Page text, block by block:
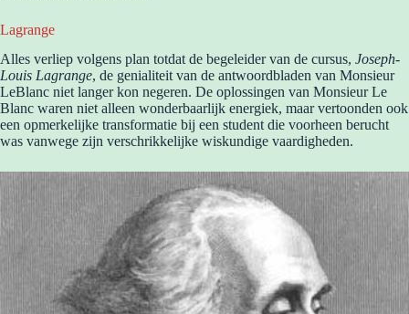
Lagrange
Alles verliep volgens plan totdat de begeleider van de cursus, Joseph-
Louis Lagrange, de genialiteit van de antwoordbladen van Monsieur
LeBlanc niet langer kon negeren. De oplossingen van Monsieur Le
Blanc waren niet alleen wonderbaarlijk energiek, maar vertoonden ook
een opmerkelijke transformatie bij een student die voorheen berucht
was vanwege zijn verschrikkelijke wiskundige vaardigheden.